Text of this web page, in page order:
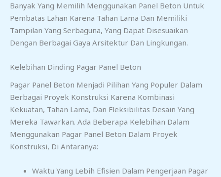
Banyak Yang Memilih Menggunakan Panel Beton Untuk
Pembatas Lahan Karena Tahan Lama Dan Memiliki
Tampilan Yang Serbaguna, Yang Dapat Disesuaikan
Dengan Berbagai Gaya Arsitektur Dan Lingkungan.
Kelebihan Dinding Pagar Panel Beton
Pagar Panel Beton Menjadi Pilihan Yang Populer Dalam
Berbagai Proyek Konstruksi Karena Kombinasi
Kekuatan, Tahan Lama, Dan Fleksibilitas Desain Yang
Mereka Tawarkan. Ada Beberapa Kelebihan Dalam
Menggunakan Pagar Panel Beton Dalam Proyek
Konstruksi, Di Antaranya:
Waktu Yang Lebih Efisien Dalam Pengerjaan Pagar